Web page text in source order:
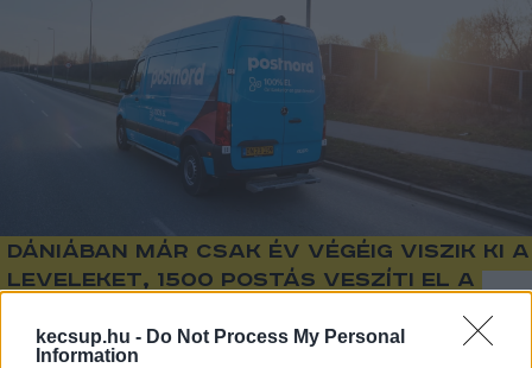
kecsup.hu - Do Not Process My Personal
Information
Dániában már csak év végéig viszik ki a
leveleket, 1500 postás veszíti el a